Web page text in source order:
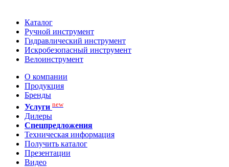
Каталог
Ручной инструмент
Гидравлический инструмент
Искробезопасный инструмент
Велоинструмент
О компании
Продукция
Бренды
Услуги new
Дилеры
Спецпредложения
Техническая информация
Получить каталог
Презентации
Видео